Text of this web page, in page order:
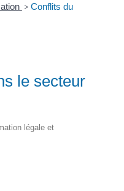
> Conflits du
le secteur
légale et